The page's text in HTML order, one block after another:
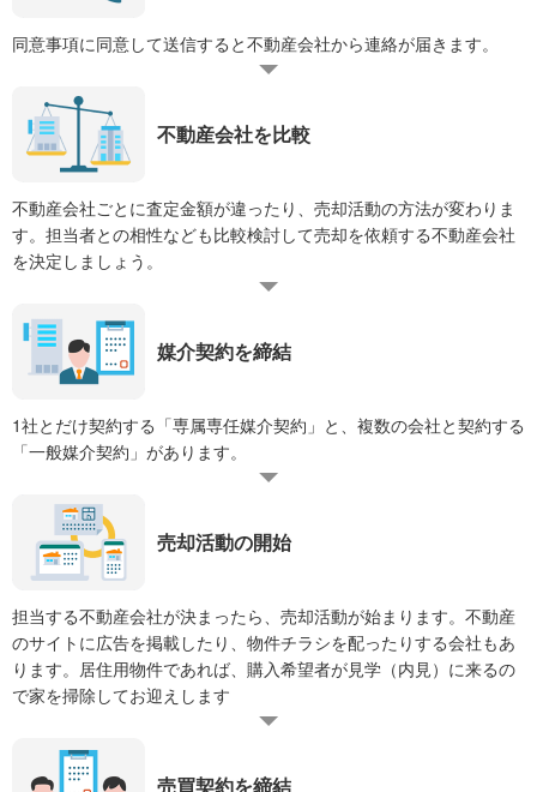
同意事項に同意して送信すると不動産会社から連絡が届きます。
不動産会社を比較
不動産会社ごとに査定金額が違ったり、売却活動の方法が変わりま
す。担当者との相性なども比較検討して売却を依頼する不動産会社
を決定しましょう。
媒介契約を締結
1社とだけ契約する「専属専任媒介契約」と、複数の会社と契約する
「一般媒介契約」があります。
売却活動の開始
担当する不動産会社が決まったら、売却活動が始まります。不動産
のサイトに広告を掲載したり、物件チラシを配ったりする会社もあ
ります。居住用物件であれば、購入希望者が見学（内見）に来るの
で家を掃除してお迎えします
売買契約を締結